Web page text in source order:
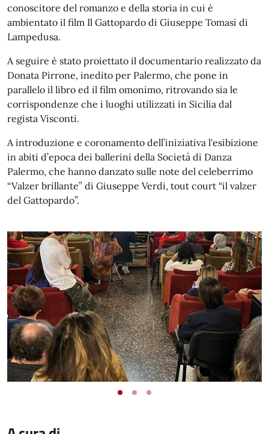
conoscitore del romanzo e della storia in cui è
ambientato il film Il Gattopardo di Giuseppe Tomasi di
Lampedusa.
A seguire è stato proiettato il documentario realizzato da
Donata Pirrone, inedito per Palermo, che pone in
parallelo il libro ed il film omonimo, ritrovando sia le
corrispondenze che i luoghi utilizzati in Sicilia dal
regista Visconti.
A introduzione e coronamento dell’iniziativa l'esibizione
in abiti d’epoca dei ballerini della Società di Danza
Palermo, che hanno danzato sulle note del celeberrimo
“Valzer brillante” di Giuseppe Verdi, tout court “il valzer
del Gattopardo”.